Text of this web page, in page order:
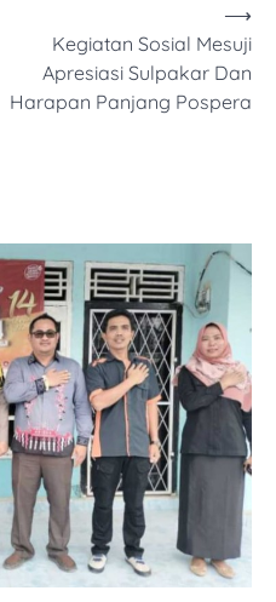
Kegiatan Sosial Mesuji
Apresiasi Sulpakar Dan
Harapan Panjang Pospera
⟶